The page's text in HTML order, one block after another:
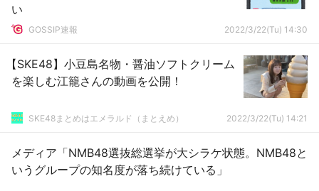
い
GOSSIP速報 2022/3/22(Tu) 14:30
【SKE48】小豆島名物・醤油ソフトクリーム
を楽しむ江籠さんの動画を公開！
SKE48まとめはエメラルド（まとえめ） 2022/3/22(Tu) 14:21
メディア「NMB48選抜総選挙が大シラケ状態。NMB48と
いうグループの知名度が落ち続けている」